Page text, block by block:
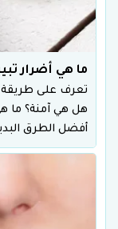
ما هي أضرار
تعرف على طريقة
هل هي آمنة؟ ما
أفضل الطرق